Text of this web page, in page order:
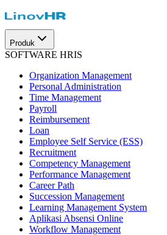
Produk
SOFTWARE HRIS
Organization Management
Personal Administration
Time Management
Payroll
Reimbursement
Loan
Employee Self Service (ESS)
Recruitment
Competency Management
Performance Management
Career Path
Succession Management
Learning Management System
Aplikasi Absensi Online
Workflow Management